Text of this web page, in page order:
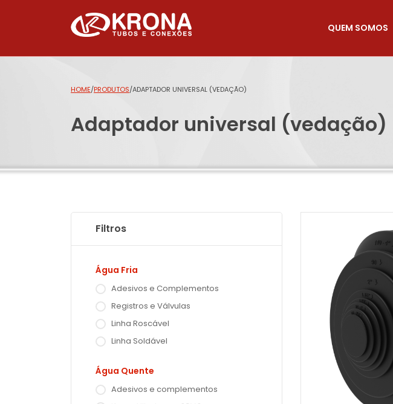
QUEM SOMOS
HOME/PRODUTOS/ADAPTADOR UNIVERSAL (VEDAÇÃO)
Adaptador universal (vedação)
Filtros
Água Fria
Adesivos e Complementos
Registros e Válvulas
Linha Roscável
Linha Soldável
Água Quente
Adesivos e complementos